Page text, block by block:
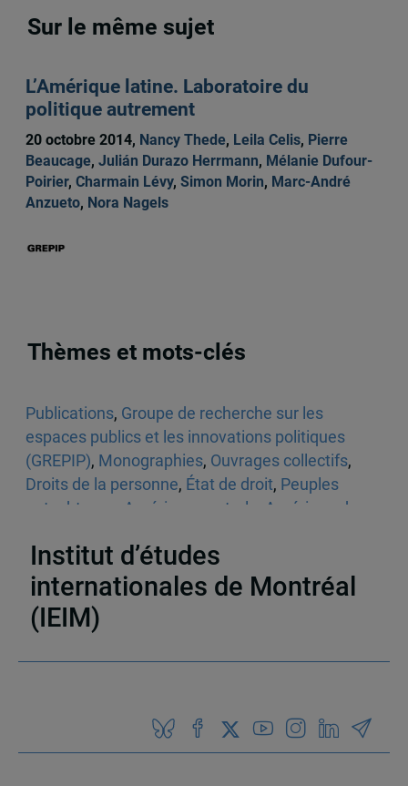
Sur le même sujet
L’Amérique latine. Laboratoire du
politique autrement
20 octobre 2014, Nancy Thede, Leila Celis, Pierre
Beaucage, Julián Durazo Herrmann, Mélanie Dufour-
Poirier, Charmain Lévy, Simon Morin, Marc-André
Anzueto, Nora Nagels
Thèmes et mots-clés
Publications, Groupe de recherche sur les
espaces publics et les innovations politiques
(GREPIP), Monographies, Ouvrages collectifs,
Droits de la personne, État de droit, Peuples
autochtones
Amérique centrale
Amérique du
Institut d’études
internationales de Montréal
(IEIM)